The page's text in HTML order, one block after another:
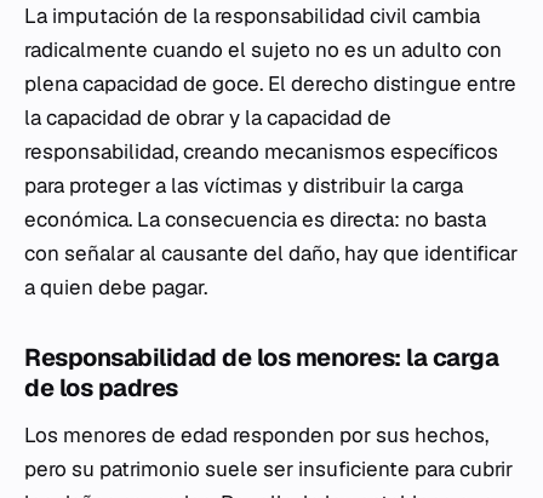
La imputación de la responsabilidad civil cambia
radicalmente cuando el sujeto no es un adulto con
plena capacidad de goce. El derecho distingue entre
la capacidad de obrar y la capacidad de
responsabilidad, creando mecanismos específicos
para proteger a las víctimas y distribuir la carga
económica. La consecuencia es directa: no basta
con señalar al causante del daño, hay que identificar
a quien debe pagar.
Responsabilidad de los menores: la carga
de los padres
Los menores de edad responden por sus hechos,
pero su patrimonio suele ser insuficiente para cubrir